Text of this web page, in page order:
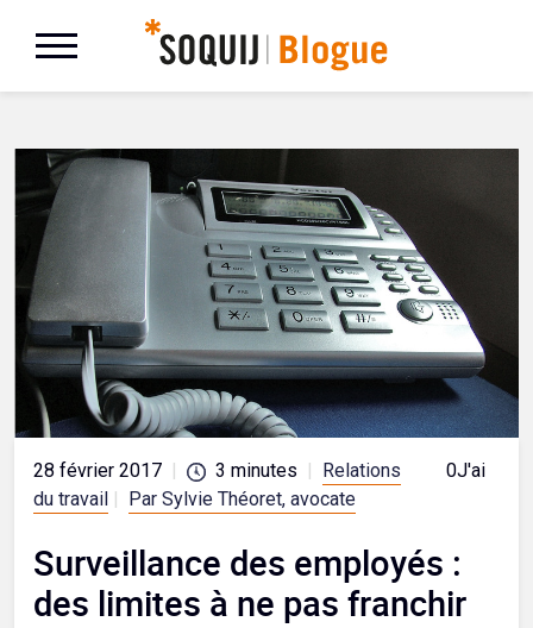
28 février 2017 3 minutes
Relations
du travail
Par Sylvie Théoret, avocate
0J'aime
Surveillance des employés :
des limites à ne pas franchir